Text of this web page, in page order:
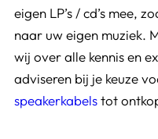
eigen LP’s / cd’s mee,
naar uw eigen muziek.
wij over alle kennis en
adviseren bij je keuze
speakerkabelstot